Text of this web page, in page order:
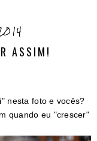
ASSIM!
nesta foto e vocês?
quando eu "crescer"